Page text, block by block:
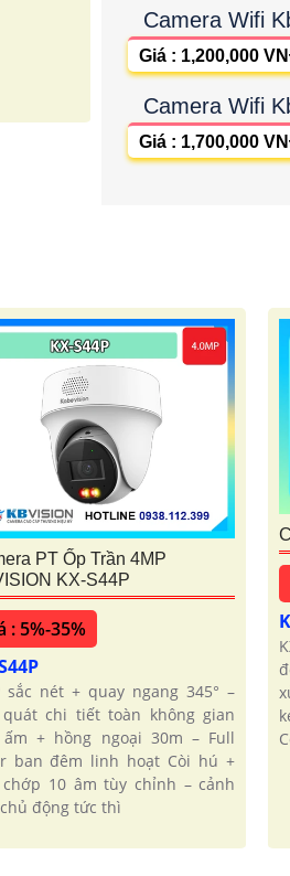
Camera Wifi
Giá : 1,200,000
Camera Wifi
Giá : 1,700,000
PT Ốp Trần 4MP
KX-S44P
: 5%-35%
sắc nét + quay ngang 345° –
quát chi tiết toàn không gian
ấm + hồng ngoại 30m – Full
ban đêm linh hoạt Còi hú +
chớp 10 âm tùy chỉnh – cảnh
động tức thì